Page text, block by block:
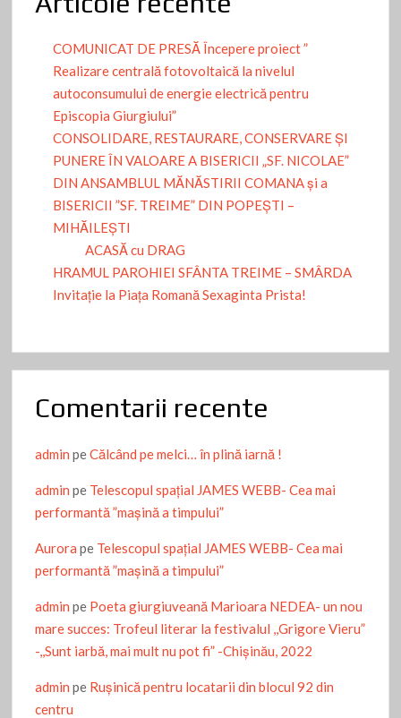
COMUNICAT DE PRESĂ Începere proiect ”
Realizare centrală fotovoltaică la nivelul
autoconsumului de energie electrică pentru
Episcopia Giurgiului”
CONSOLIDARE, RESTAURARE, CONSERVARE ȘI
PUNERE ÎN VALOARE A BISERICII „SF. NICOLAE”
DIN ANSAMBLUL MĂNĂSTIRII COMANA și a
BISERICII ”SF. TREIME” DIN POPEȘTI –
MIHĂILEȘTI
ACASĂ cu DRAG
HRAMUL PAROHIEI SFÂNTA TREIME – SMÂRDA
Invitație la Piața Romană Sexaginta Prista!
Comentarii recente
admin peCălcând pe melci… în plină iarnă !
admin pe Telescopul spațial JAMES WEBB- Cea mai
performantă ”mașină a timpului”
Aurora pe Telescopul spațial JAMES WEBB- Cea mai
performantă ”mașină a timpului”
admin pe Poeta giurgiuveană Marioara NEDEA- un nou
mare succes: Trofeul literar la festivalul ,,Grigore Vieru”
-,,Sunt iarbă, mai mult nu pot fi” -Chişinău, 2022
admin pe Ruşinică pentru locatarii din blocul 92 din
centru